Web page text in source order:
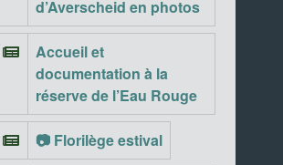
d’Averscheid en photos
Accueil et
documentation à la
réserve de l’Eau Rouge
📷 Florilège estival